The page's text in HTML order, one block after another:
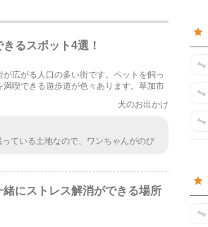
るスポット4選！
広がる人口の多い街です。ペットを飼っ
喫できる遊歩道が色々あります。草加市
犬のお出かけ
ている土地なので、ワンちゃんがのび
にストレス解消ができる場所